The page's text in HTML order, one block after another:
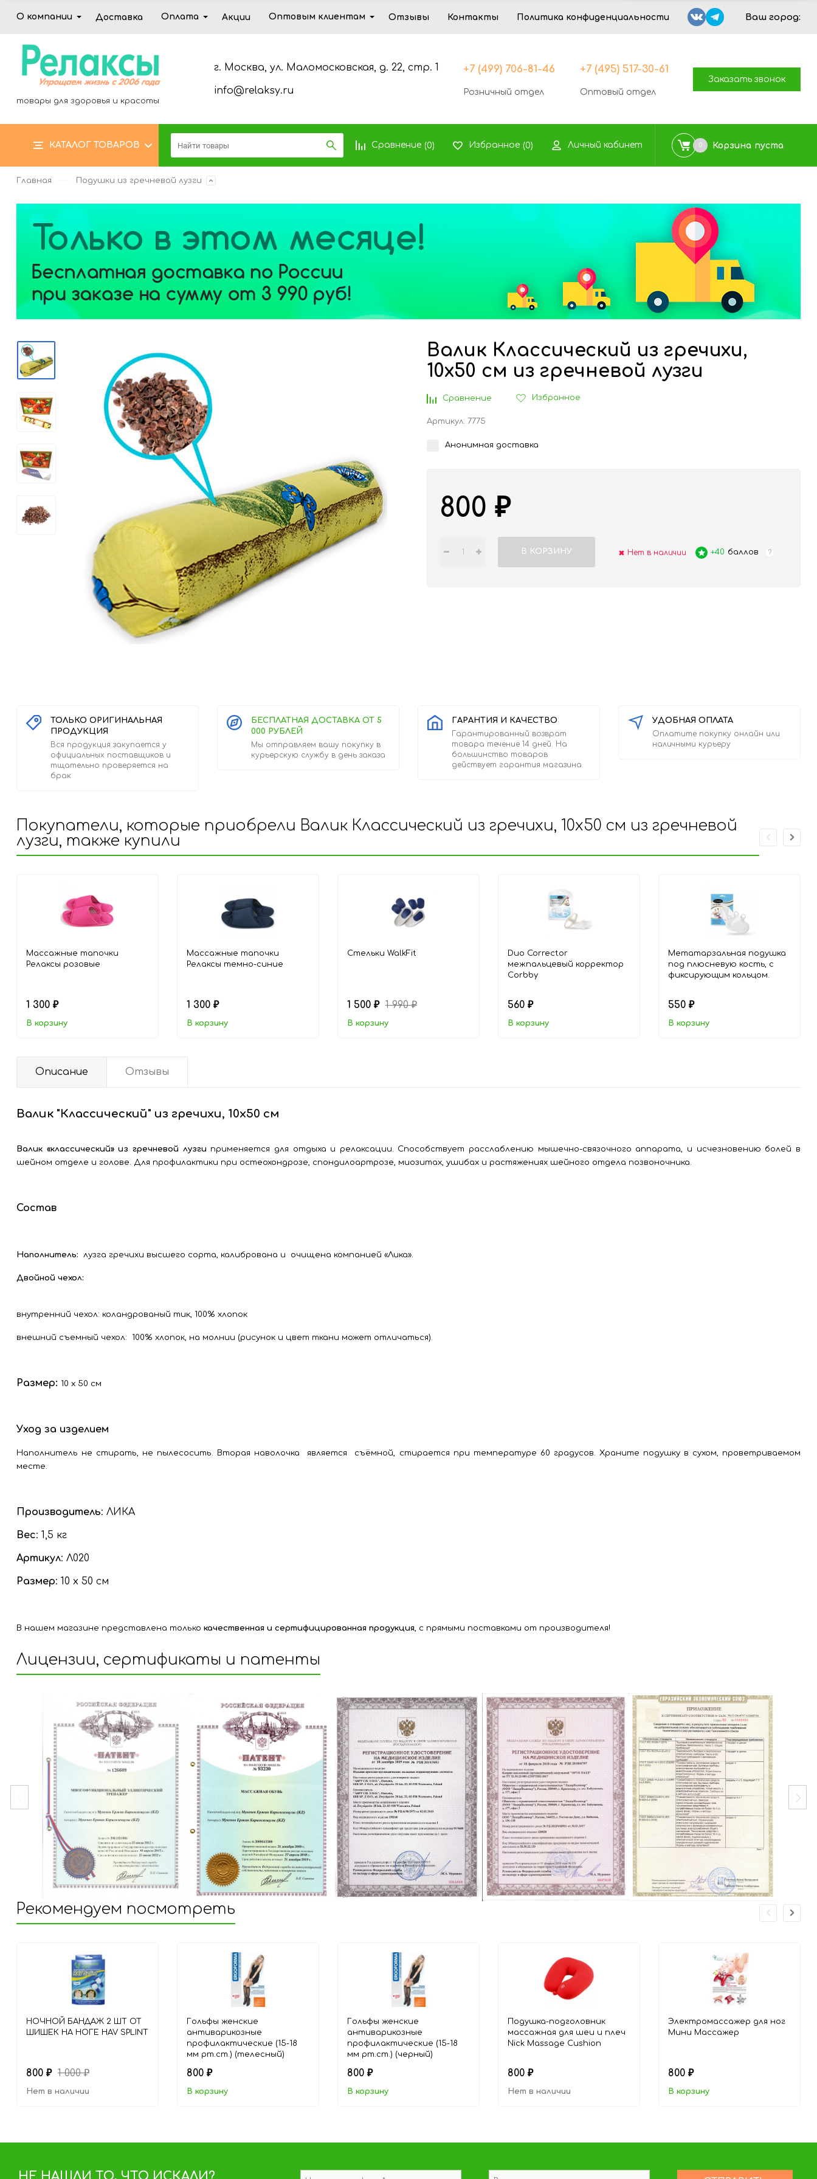
О компании Доставка Оплата Акции Оптовым клиентам Отзывы Контакты Политика конфиденциальности Ваш город:
товары для здоровья и красоты
г. Москва, ул. Маломосковская, д. 22, стр. 1
info@relaksy.ru
+7 (499) 706-81-46
Розничный отдел
+7 (495) 517-30-61
Оптовый отдел
Заказать звонок
КАТАЛОГ ТОВАРОВ Сравнение (0) Избранное (0) Личный кабинет 0 Корзина пуста
Главная Подушки из гречневой лузги
Валик Классический из гречихи,
10х50 см из гречневой лузги
Сравнение Избранное
Артикул: 7775
Анонимная доставка
800 ₽
В КОРЗИНУ +40 баллов ?
Нет в наличии
ТОЛЬКО ОРИГИНАЛЬНАЯ
ПРОДУКЦИЯ
Вся продукция закупается у
официальных поставщиков и
тщательно проверяется на
брак
БЕСПЛАТНАЯ ДОСТАВКА ОТ 5
000 РУБЛЕЙ
Мы отправляем вашу покупку в
курьерскую службу в день заказа
ГАРАНТИЯ И КАЧЕСТВО
Гарантированный возврат
товара течение 14 дней. На
большинство товаров
действует гарантия магазина.
УДОБНАЯ ОПЛАТА
Оплатите покупку онлайн или
наличными курьеру
Покупатели, которые приобрели Валик Классический из гречихи, 10х50 см из гречневой
лузги, также купили
Массажные тапочки
Релаксы розовые
1 300 ₽
В корзину
Массажные тапочки
Релаксы темно-синие
1 300 ₽
В корзину
Стельки WalkFit
1 500 ₽ 1 990₽
В корзину
Duo Corrector
межпальцевый корректор
Сorbby
560 ₽
В корзину
Метатарзальная подушка
под плюсневую кость, с
фиксирующим кольцом.
550 ₽
В корзину
Описание Отзывы
Валик "Классический" из гречихи, 10х50 см
Валик «классический» из гречневой лузги применяется для отдыха и релаксации. Способствует расслаблению мышечно-связочного аппарата, и исчезновению болей в
шейном отделе и голове. Для профилактики при остеохондрозе, спондилоартрозе, миозитах, ушибах и растяжениях шейного отдела позвоночника.
Состав
Наполнитель: лузга гречихи высшего сорта, калибрована и очищена компанией «Лика».
Двойной чехол:
внутренний чехол: коландрованый тик, 100% хлопок
внешний съемный чехол: 100% хлопок, на молнии (рисунок и цвет ткани может отличаться).
Размер: 10 х 50 см
Уход за изделием
Наполнитель не стирать, не пылесосить. Вторая наволочка является съёмной, стирается при температуре 60 градусов. Храните подушку в сухом, проветриваемом
месте.
Производитель: ЛИКА
Вес: 1,5 кг
Артикул: Л020
Размер: 10 х 50 см
В нашем магазине представлена только качественная и сертифицированная продукция, с прямыми поставками от производителя!
Лицензии, сертификаты и патенты
Рекомендуем посмотреть
НОЧНОЙ БАНДАЖ 2 ШТ ОТ
ШИШЕК НА НОГЕ HAV SPLINT
800 ₽ 1 000₽
Нет в наличии
Гольфы женские
антиварикозные
профилактические (15-18
мм рт.ст.) (телесный)
800 ₽
В корзину
Гольфы женские
антиварикозные
профилактические (15-18
мм рт.ст.) (черный)
800 ₽
В корзину
Подушка-подголовник
массажная для шеи и плеч
Nick Massage Cushion
800 ₽
Нет в наличии
Электромассажер для ног
Мини Массажер
800 ₽
В корзину